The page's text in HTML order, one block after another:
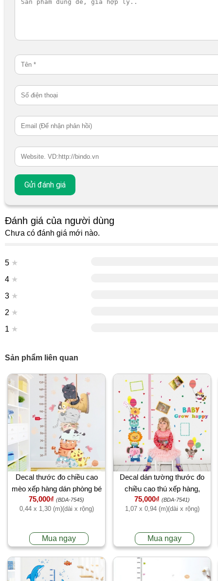
Đánh giá của người dùng
Chưa có đánh giá mới nào.
5 ★
4 ★
3 ★
2 ★
1 ★
Sản phẩm liên quan
Decal thước đo chiều cao
mèo xếp hàng dán phòng bé
75,000₫ (BDA-7545)
0,44 x 1,30 (m)(dài x rộng)
Mua ngay
Decal dán tường thước đo
chiều cao thú xếp hàng,
trường mầm non, kiểu hàn
quốc, cao cấp tại TPHCM
75,000₫ (BDA-7541)
1,07 x 0,94 (m)(dài x rộng)
Mua ngay